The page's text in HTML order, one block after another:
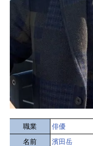
職業
俳優
名前
濱田岳